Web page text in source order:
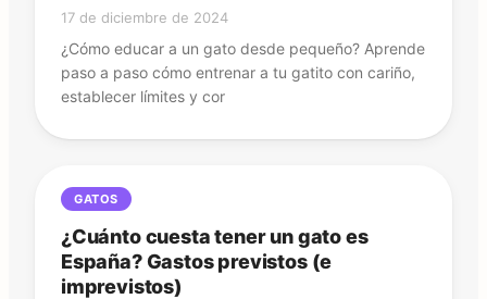
17 de diciembre de 2024
¿Cómo educar a un gato desde pequeño? Aprende
paso a paso cómo entrenar a tu gatito con cariño,
establecer límites y cor
GATOS
¿Cuánto cuesta tener un gato es
España? Gastos previstos (e
imprevistos)